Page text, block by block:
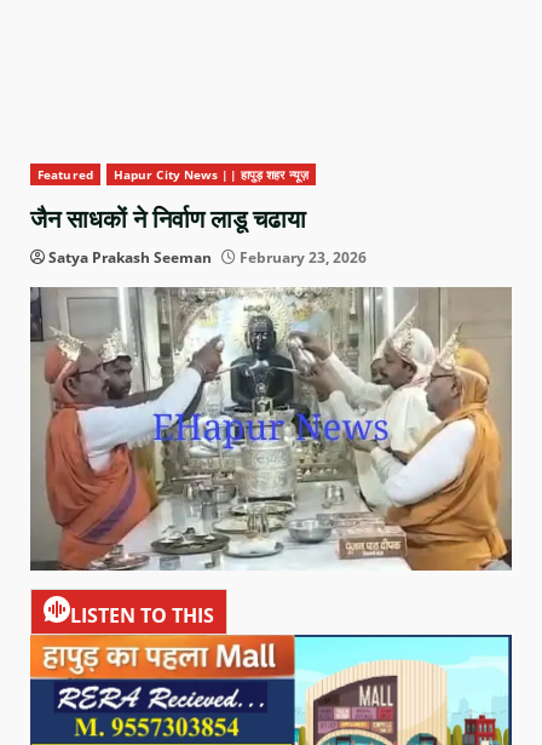
Featured Hapur City News || हापुड़ शहर न्यूज़
जैन साधकों ने निर्वाण लाडू चढाया
Satya Prakash Seeman February 23, 2026
LISTEN TO THIS